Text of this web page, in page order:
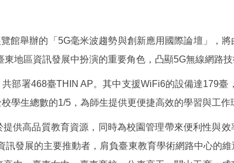
館舉辦的「5G毫米波趨勢與創新應用國際論壇」，
地區資訊發展中扮演的重要角色，凸顯5G無線網路技
署468臺THIN AP。其中支援WiFi6的設備達179臺
學生總數的1/5，為師生提供更便捷高效的學習與工作
高品質教育資源，同時為校園管理帶來便利性與效
發展的主要推動者，肩負臺東教育學術網路中心的